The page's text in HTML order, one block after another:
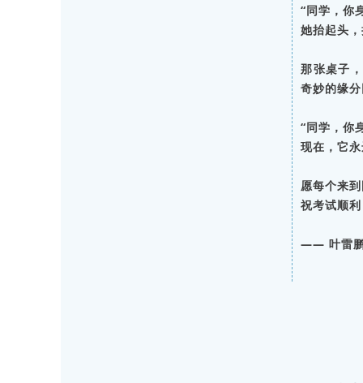
“同学，你
她抬起头
那张桌子
奇妙的缘
“同学，你
现在，它
愿每个来
祝考试顺
—— 叶雷鹏